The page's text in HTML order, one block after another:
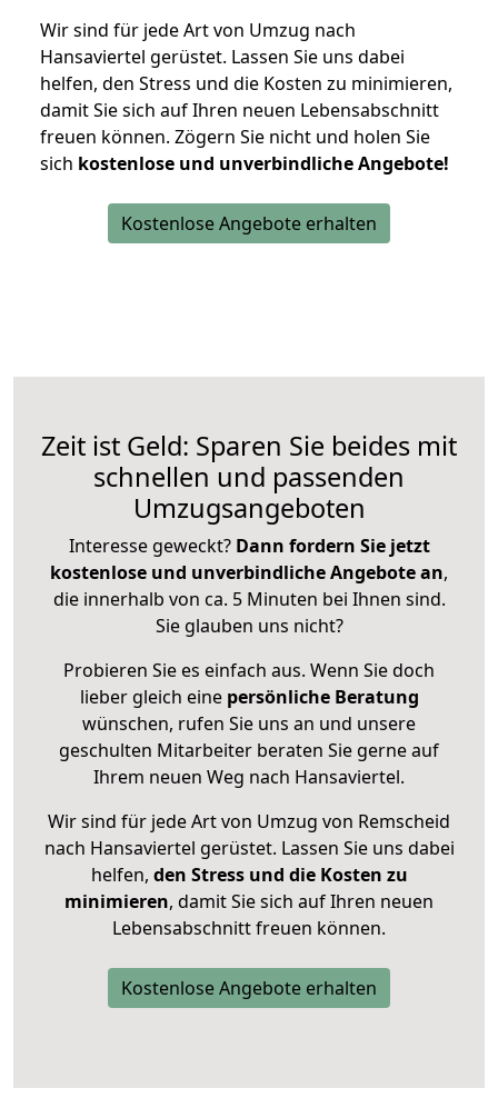
Wir sind für jede Art von Umzug nach
Hansaviertel gerüstet. Lassen Sie uns dabei
helfen, den Stress und die Kosten zu minimieren,
damit Sie sich auf Ihren neuen Lebensabschnitt
freuen können. Zögern Sie nicht und holen Sie
sich kostenlose und unverbindliche Angebote!
Kostenlose Angebote erhalten
Zeit ist Geld: Sparen Sie beides mit
schnellen und passenden
Umzugsangeboten
Interesse geweckt? Dann fordern Sie jetzt
kostenlose und unverbindliche Angebote an,
die innerhalb von ca. 5 Minuten bei Ihnen sind.
Sie glauben uns nicht?
Probieren Sie es einfach aus. Wenn Sie doch
lieber gleich eine persönliche Beratung
wünschen, rufen Sie uns an und unsere
geschulten Mitarbeiter beraten Sie gerne auf
Ihrem neuen Weg nach Hansaviertel.
Wir sind für jede Art von Umzug von Remscheid
nach Hansaviertel gerüstet. Lassen Sie uns dabei
helfen, den Stress und die Kosten zu
minimieren, damit Sie sich auf Ihren neuen
Lebensabschnitt freuen können.
Kostenlose Angebote erhalten